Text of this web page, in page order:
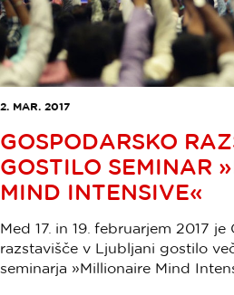
2. MAR. 2017
GOSPODARSKO
GOSTILO SEMINAR
MIND INTENSIVE«
Med 17. in 19. februarjem 2017
razstavišče v Ljubljani gostilo
seminarja »Millionaire Mind